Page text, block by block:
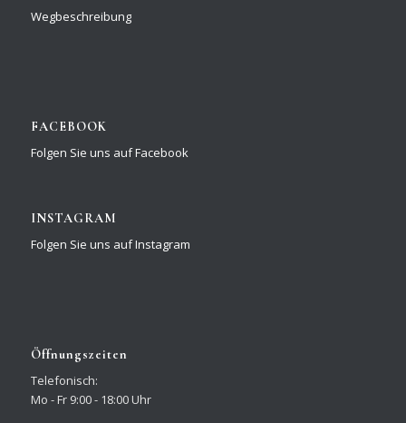
Wegbeschreibung
FACEBOOK
Folgen Sie uns auf Facebook
INSTAGRAM
Folgen Sie uns auf Instagram
Öffnungszeiten
Telefonisch:
Mo - Fr 9:00 - 18:00 Uhr